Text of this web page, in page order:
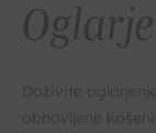
Doživite
obnovljene